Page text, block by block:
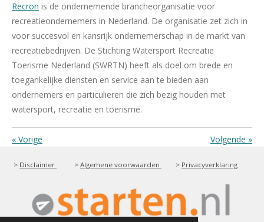
Recron is de ondernemende brancheorganisatie voor
recreatieondernemers in Nederland. De organisatie zet zich in
voor succesvol en kansrijk ondernemerschap in de markt van
recreatiebedrijven. De Stichting Watersport Recreatie
Toerisme Nederland (SWRTN) heeft als doel om brede en
toegankelijke diensten en service aan te bieden aan
ondernemers en particulieren die zich bezig houden met
watersport, recreatie en toerisme.
« Vorige Volgende »
> Disclaimer > Algemene voorwaarden > Privacyverklaring